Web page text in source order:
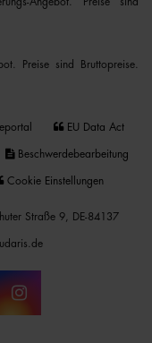
Preise sind Bruttopreise.
EU Data Act
Beschwerdebearbeitung
Cookie Einstellungen
Straße 9, DE-84137